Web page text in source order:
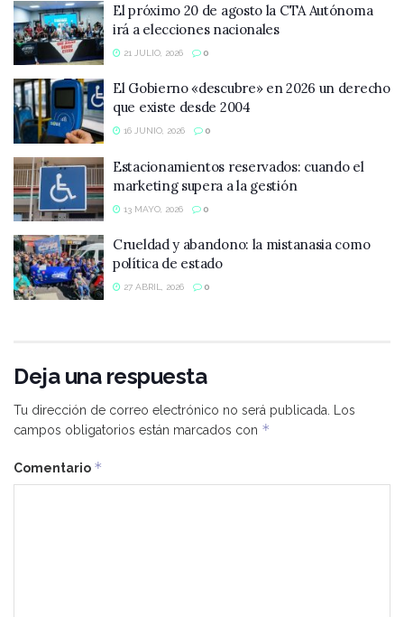
El próximo 20 de agosto la CTA Autónoma
irá a elecciones nacionales
21 JULIO, 2026 0
El Gobierno «descubre» en 2026 un derecho
que existe desde 2004
16 JUNIO, 2026 0
Estacionamientos reservados: cuando el
marketing supera a la gestión
13 MAYO, 2026 0
Crueldad y abandono: la mistanasia como
política de estado
27 ABRIL, 2026 0
Deja una respuesta
Tu dirección de correo electrónico no será publicada. Los
campos obligatorios están marcados con *
Comentario *